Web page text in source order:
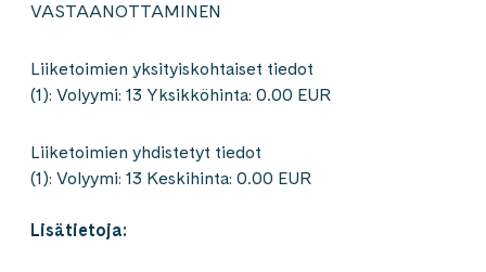
VASTAANOTTAMINEN
Liiketoimien yksityiskohtaiset tiedot
(1): Volyymi: 13 Yksikköhinta: 0.00 EUR
Liiketoimien yhdistetyt tiedot
(1): Volyymi: 13 Keskihinta: 0.00 EUR
Lisätietoja: